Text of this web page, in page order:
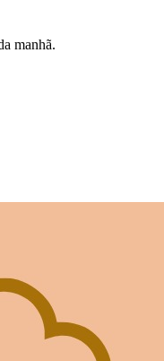
manhã.